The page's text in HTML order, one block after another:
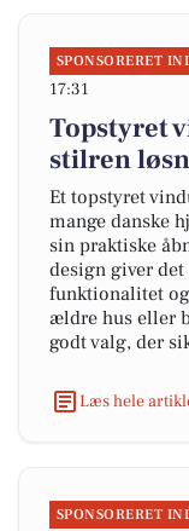
SPONSORERET
17:31
Topstyret
stilren
Et topstyret
mange danske
sin praktiske
design giver
funktionalitet
ældre hus eller
godt valg, der
Læs hele
SPONSORERET